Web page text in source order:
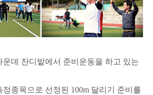
운데 잔디밭에서 준비운동을 하고 있는
종목으로 선정된 100m 달리기 준비를